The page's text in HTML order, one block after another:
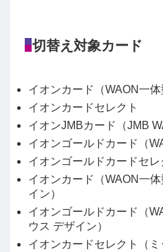
切替え対象カード
イオンカード（WAON一体
イオンカードセレクト
イオンJMBカード（JMB
イオンゴールドカード（
イオンゴールドカードセレ
イオンカード（WAON一
イン）
イオンゴールドカード（
ウス デザイン）
イオンカードセレクト（ミ